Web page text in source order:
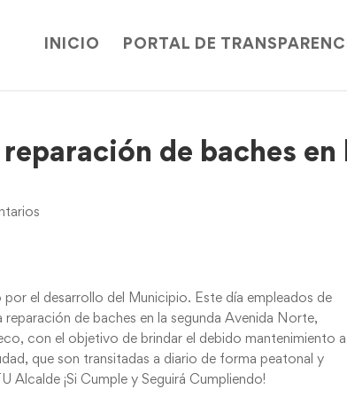
INICIO PORTAL DE
de baches en
el desarrollo del Municipio. Este día empleados de
de baches en la segunda Avenida Norte,
con el objetivo de brindar el debido mantenimiento a
que son transitadas a diario de forma peatonal y
Alcalde ¡Si Cumple y Seguirá Cumpliendo!